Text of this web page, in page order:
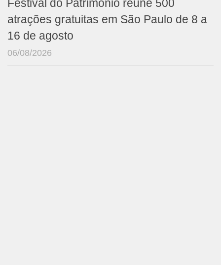
Festival do Patrimônio reúne 500
atrações gratuitas em São Paulo de 8 a
16 de agosto
06/08/2026